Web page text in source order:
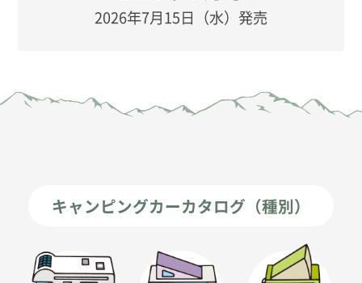
2026年7月15日（水）発売
キャンピングカーカタログ（種別）